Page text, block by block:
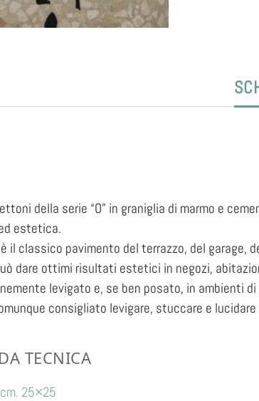
della serie “O” in graniglia di marmo e
estetica.
il classico pavimento del terrazzo, del garage,
dare ottimi risultati estetici in negozi,
levigato e, se ben posato, in ambienti
consigliato levigare, stuccare e lucidare
TECNICA
cm. 25×25